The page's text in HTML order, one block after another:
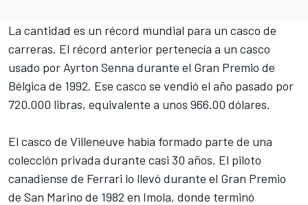
La cantidad es un récord mundial para un casco de
carreras. El récord anterior pertenecía a un casco
usado por Ayrton Senna durante el Gran Premio de
Bélgica de 1992. Ese casco se vendió el año pasado por
720.000 libras, equivalente a unos 966.00 dólares.
El casco de Villeneuve había formado parte de una
colección privada durante casi 30 años. El piloto
canadiense de Ferrari lo llevó durante el Gran Premio
de San Marino de 1982 en Imola, donde terminó